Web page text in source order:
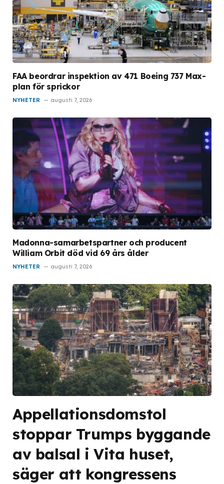
FAA beordrar inspektion av 471 Boeing 737 Max-
plan för sprickor
NYHETER augusti 7, 2026
Madonna-samarbetspartner och producent
William Orbit död vid 69 års ålder
NYHETER augusti 7, 2026
Appellationsdomstol
stoppar Trumps byggande
av balsal i Vita huset,
säger att kongressens